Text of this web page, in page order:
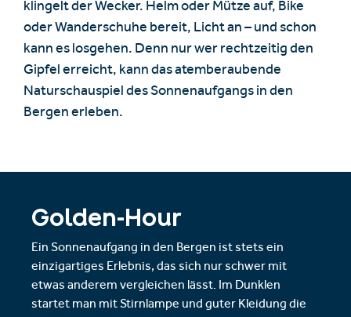
klingelt der Wecker. Helm oder Mütze auf, Bike
oder Wanderschuhe bereit, Licht an – und schon
kann es losgehen. Denn nur wer rechtzeitig den
Gipfel erreicht, kann das atemberaubende
Naturschauspiel des Sonnenaufgangs in den
Bergen erleben.
Golden-Hour
Ein Sonnenaufgang in den Bergen ist stets ein
einzigartiges Erlebnis, das sich nur schwer mit
etwas anderem vergleichen lässt. Im Dunklen
startet man mit Stirnlampe und guter Kleidung die